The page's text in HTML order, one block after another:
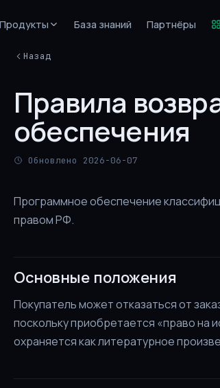
Продукты База знаний Партнёры
Назад
Правила
обеспечения
Обновлено 2026-06-07
Программное обеспечение
правом РФ.
Основные положения
Покупатель может отказаться от
поскольку приобретается «право на
охраняется как литературное